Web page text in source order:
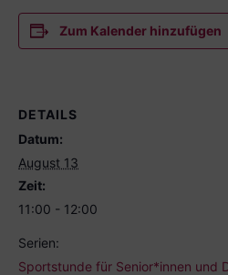
Zum Kalender hinzufügen
DETAILS
Datum:
August 13
Zeit:
11:00 - 12:00
Serien:
Sportstunde für Senior*innen und